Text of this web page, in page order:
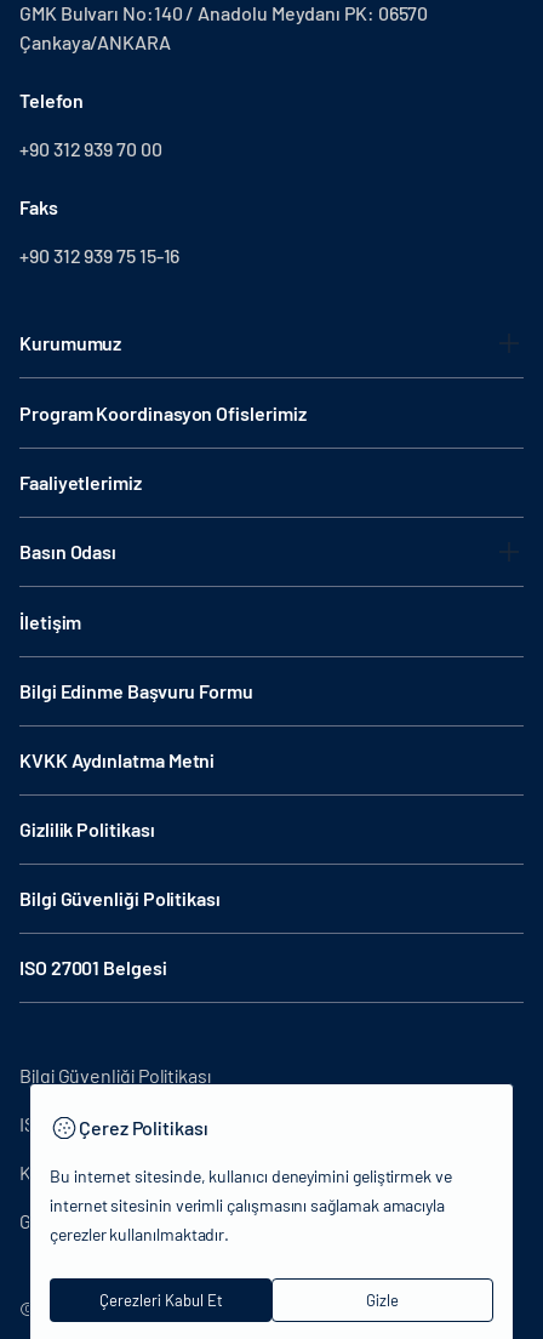
GMK Bulvarı No:140 / Anadolu Meydanı PK: 06570
Çankaya/ANKARA
Telefon
+90 312 939 70 00
Faks
+90 312 939 75 15-16
Kurumumuz
Program Koordinasyon Ofislerimiz
Faaliyetlerimiz
Basın Odası
İletişim
Bilgi Edinme Başvuru Formu
KVKK Aydınlatma Metni
Gizlilik Politikası
Bilgi Güvenliği Politikası
ISO 27001 Belgesi
© 2024 T.C.Kültür ve Turizm Bakanlığı - Tüm hakları saklıdır.
Bilgi Güvenliği Politikası
ISO27001
KVKK Aydınlatma Metni
Gizlilik Politikası
Çerez Politikası
Bu internet sitesinde, kullanıcı deneyimini geliştirmek ve
internet sitesinin verimli çalışmasını sağlamak amacıyla
çerezler kullanılmaktadır.
Çerezleri Kabul Et Gizle